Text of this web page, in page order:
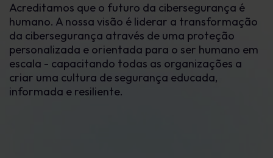
Acreditamos que o futuro da cibersegurança é
humano. A nossa visão é liderar a transformação
da cibersegurança através de uma proteção
personalizada e orientada para o ser humano em
escala - capacitando todas as organizações a
criar uma cultura de segurança educada,
informada e resiliente.